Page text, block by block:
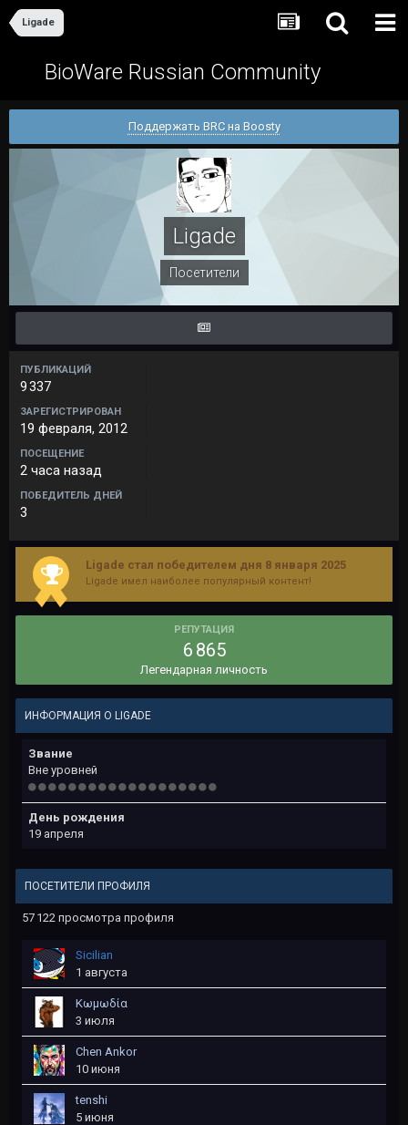
Ligade
BioWare Russian Community
Поддержать BRC на Boosty
Ligade
Посетители
ПУБЛИКАЦИЙ
9 337
ЗАРЕГИСТРИРОВАН
19 февраля, 2012
ПОСЕЩЕНИЕ
2 часа назад
ПОБЕДИТЕЛЬ ДНЕЙ
3
Ligade стал победителем дня 8 января 2025
Ligade имел наиболее популярный контент!
РЕПУТАЦИЯ
6 865
Легендарная личность
ИНФОРМАЦИЯ О LIGADE
Звание
Вне уровней
День рождения
19 апреля
ПОСЕТИТЕЛИ ПРОФИЛЯ
57 122 просмотра профиля
Sicilian
1 августа
Kωμωδία
3 июля
Chen Ankor
10 июня
tеnshi
5 июня